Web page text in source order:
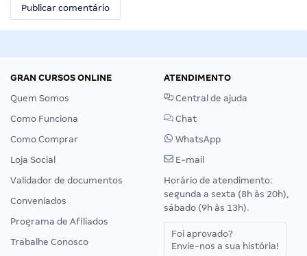
GRAN CURSOS ONLINE
Quem Somos
Como Funciona
Como Comprar
Loja Social
Validador de documentos
Conveniados
Programa de Afiliados
Trabalhe Conosco
ATENDIMENTO
Central de ajuda
Chat
WhatsApp
E-mail
Horário de atendimento:
segunda a sexta (8h às 20h),
sábado (9h às 13h).
Foi aprovado?
Envie-nos a sua história!